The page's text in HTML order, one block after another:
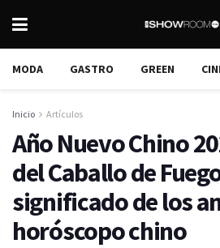
MODA GASTRO GREEN
Inicio Artículos
Año Nuevo Chino
del Caballo de
significado de los
horóscopo chino